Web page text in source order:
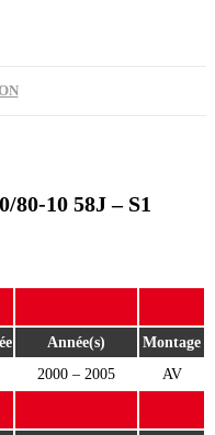
80-10 58J – S1
Année(s)
Montage
2000 – 2005 AV